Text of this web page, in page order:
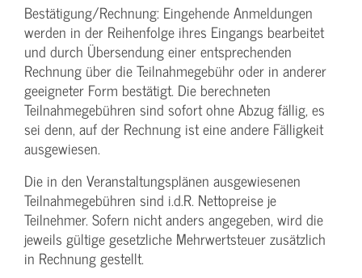
Bestätigung­/Rechnung: Eingehende Anmeldungen
werden in der Reihenfolge ihres Eingangs bearbeitet
und durch Übersendung einer entsprechenden
Rechnung über die Teilnahmegebühr oder in anderer
geeigneter Form bestätigt. Die berechneten
Teilnahmegebühren sind sofort ohne Abzug fällig, es
sei denn, auf der Rechnung ist eine andere Fälligkeit
ausgewiesen.
Die in den Veranstaltungsplänen ausgewiesenen
Teilnahmegebühren sind i.d.R. Nettopreise je
Teilnehmer. Sofern nicht anders angegeben, wird die
jeweils gültige gesetzliche Mehrwertsteuer zusätzlich
in Rechnung gestellt.